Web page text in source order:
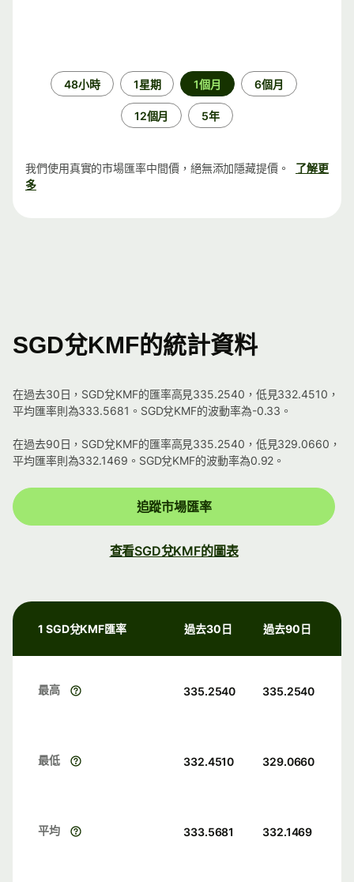
48小時 1星期 1個月 6個月
12個月 5年
我們使用真實的市場匯率中間價，絕無添加隱藏提價。
了解更
多
SGD兌KMF的統計資料
在過去30日，SGD兌KMF的匯率高見335.2540，低見332.4510，
平均匯率則為333.5681。SGD兌KMF的波動率為-0.33。
在過去90日，SGD兌KMF的匯率高見335.2540，低見329.0660，
平均匯率則為332.1469。SGD兌KMF的波動率為0.92。
追蹤市場匯率
查看SGD兌KMF的圖表
1 SGD兌KMF匯率 過去30日 過去90日
最高 335.2540 335.2540
最低 332.4510 329.0660
平均 333.5681 332.1469